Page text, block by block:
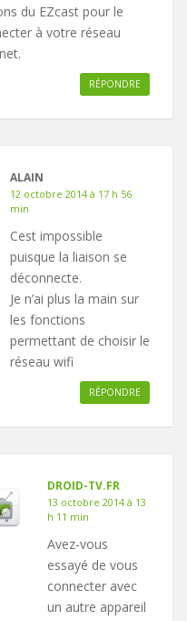
du EZcast pour le
à votre réseau
RÉPONDRE
ALAIN
12 octobre 2014 à 17 h 56
min
Cest impossible
puisque la liaison se
déconnecte.
Je n’ai plus la main sur
les fonctions
permettant de choisir le
réseau wifi
RÉPONDRE
DROID-TV.FR
13 octobre 2014 à 13
h 11 min
Avez-vous
essayé de vous
connecter avec
un autre appareil